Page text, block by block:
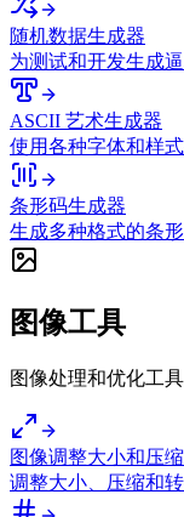
随机数据生成器
为测试和开发生成
ASCII 艺术生成器
使用各种字体和样
条形码生成器
生成多种格式的条形
图像工具
图像处理和优化工具
图像调整大小和压
调整大小、压缩和